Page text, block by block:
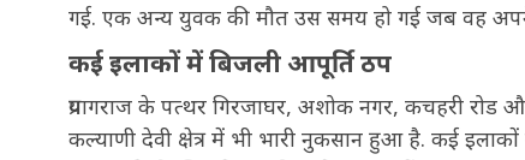
गई. एक अन्य युवक की मौत उस समय हो गई जब वह अपने
कई इलाकों में बिजली आपूर्ति ठप
प्रयागराज के पत्थर गिरजाघर, अशोक नगर, कचहरी रोड
कल्याणी देवी क्षेत्र में भी भारी नुकसान हुआ है. कई